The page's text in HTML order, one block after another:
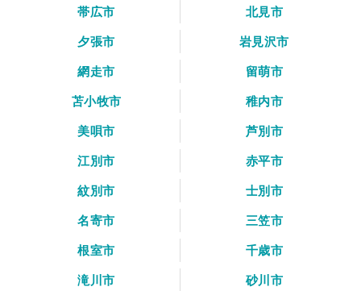
帯広市
北見市
夕張市
岩見沢市
網走市
留萌市
苫小牧市
稚内市
美唄市
芦別市
江別市
赤平市
紋別市
士別市
名寄市
三笠市
根室市
千歳市
滝川市
砂川市